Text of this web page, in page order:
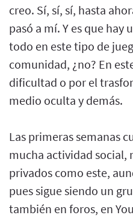
creo. Sí, sí, sí, hasta
pasó a mí. Y es que
todo en este tipo de
comunidad, ¿no? En
dificultad o por el
medio oculta y demás.
Las primeras semanas
mucha actividad social,
privados como este,
pues sigue siendo un
también en foros, en